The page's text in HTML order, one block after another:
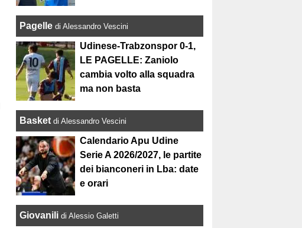
Pagelle di Alessandro Vescini
Udinese-Trabzonspor 0-1,
LE PAGELLE: Zaniolo
cambia volto alla squadra
ma non basta
Basket di Alessandro Vescini
Calendario Apu Udine
Serie A 2026/2027, le partite
dei bianconeri in Lba: date
e orari
Giovanili di Alessio Galetti